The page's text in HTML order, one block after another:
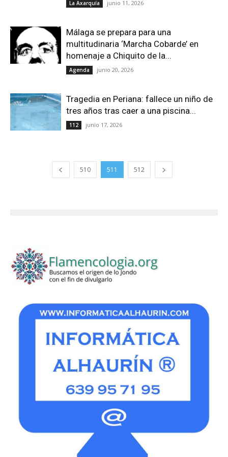
La Axarquía junio 11, 2026
Málaga se prepara para una
multitudinaria ‘Marcha Cobarde’ en
homenaje a Chiquito de la...
Agenda junio 20, 2026
Tragedia en Periana: fallece un niño de
tres años tras caer a una piscina...
112 junio 17, 2026
510 511 512